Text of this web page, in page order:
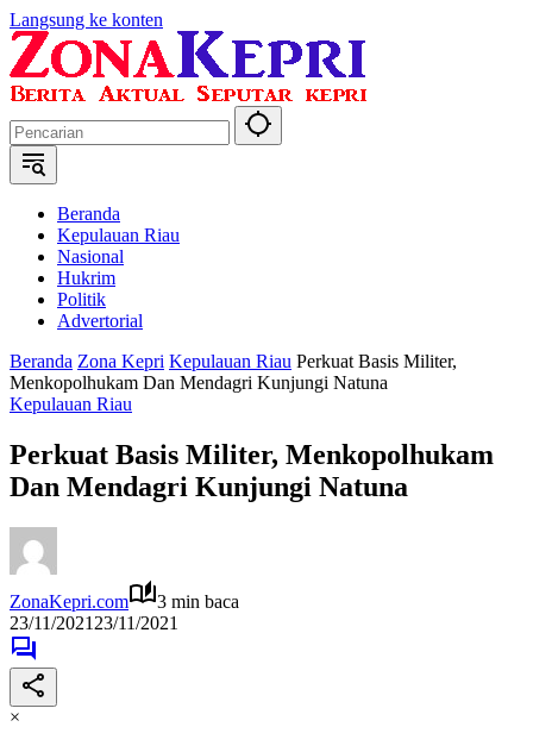
Langsung ke konten
Beranda
Kepulauan Riau
Nasional
Hukrim
Politik
Advertorial
Beranda Zona Kepri Kepulauan Riau Perkuat Basis Militer,
Menkopolhukam Dan Mendagri Kunjungi Natuna
Kepulauan Riau
Perkuat Basis Militer, Menkopolhukam
Dan Mendagri Kunjungi Natuna
ZonaKepri.com
3 min baca
23/11/2021 23/11/2021
×